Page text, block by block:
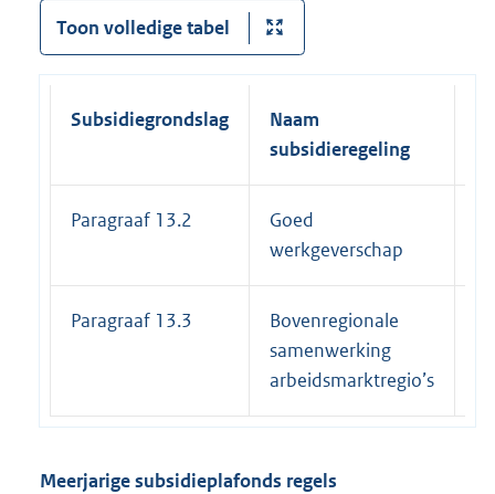
Toon volledige tabel
Subsidiegrondslag
Naam
subsidieregeling
Paragraaf 13.2
Goed
werkgeverschap
Paragraaf 13.3
Bovenregionale
samenwerking
arbeidsmarktregio’s
Meerjarige subsidieplafonds regels